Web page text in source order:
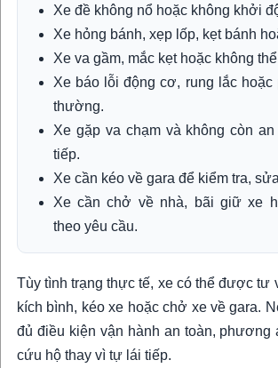
Xe đề không nổ hoặc không khởi
Xe hỏng bánh, xẹp lốp, kẹt bánh
Xe va gầm, mắc kẹt hoặc không
Xe báo lỗi động cơ, rung lắc hoặc
thường.
Xe gặp va chạm và không còn
tiếp.
Xe cần kéo về gara để kiểm tra,
Xe cần chở về nhà, bãi giữ xe
theo yêu cầu.
Tùy tình trạng thực tế, xe có thể được tư
kích bình, kéo xe hoặc chở xe về gara.
đủ điều kiện vận hành an toàn, phương
cứu hộ thay vì tự lái tiếp.